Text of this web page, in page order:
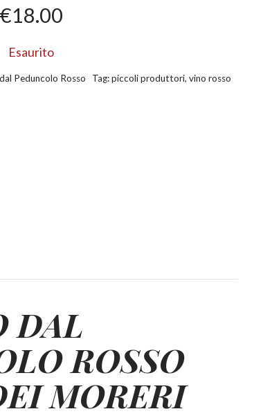
€18.00
Esaurito
Peduncolo Rosso Tag:piccoli produttori,vino rosso
DAL
ROSSO
MORERI